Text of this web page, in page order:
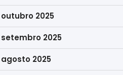
outubro 2025
setembro 2025
agosto 2025